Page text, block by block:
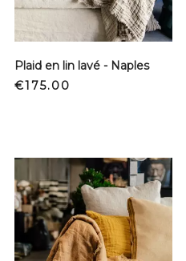
Plaid en lin lavé - Naples
Price
€175.00